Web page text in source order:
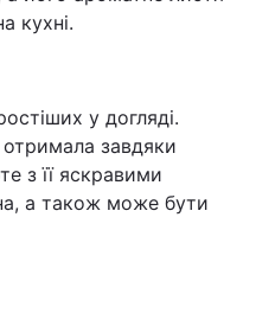
кухні.
у догляді.
завдяки
з її яскравими
а також може бути